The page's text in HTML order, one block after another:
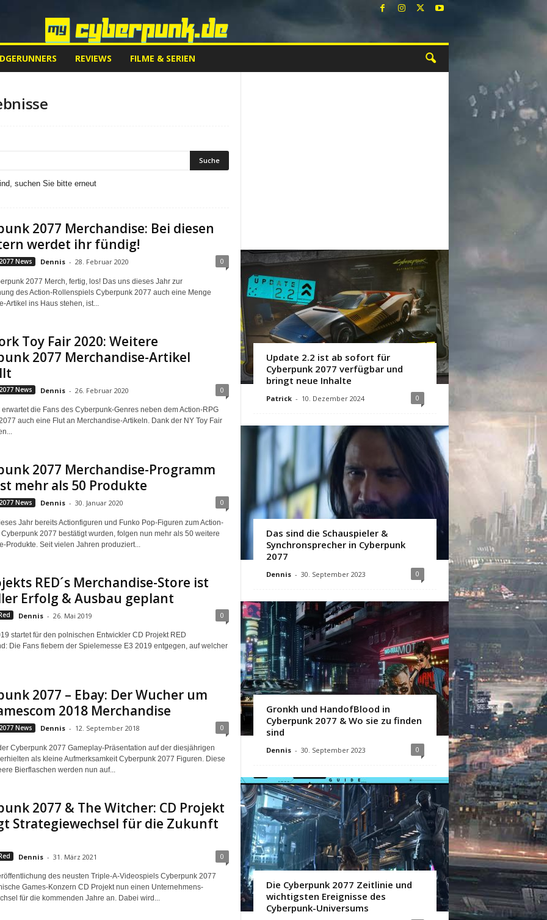
REVIEWS FILME & SERIEN
suchen Sie bitte erneut
2077 Merchandise: Bei diesen
werdet ihr fündig!
News Dennis - 28. Februar 2020 0
2077 Merch, fertig, los! Das uns dieses Jahr zur
des Action-Rollenspiels Cyberpunk 2077 auch eine Menge
Artikel ins Haus stehen, ist...
Toy Fair 2020: Weitere
2077 Merchandise-Artikel
News Dennis - 26. Februar 2020 0
erwartet die Fans des Cyberpunk-Genres neben dem Action-RPG
auch eine Flut an Merchandise-Artikeln. Dank der NY Toy Fair
2077 Merchandise-Programm
mehr als 50 Produkte
News Dennis - 30. Januar 2020 0
Jahr bereits Actionfiguren und Funko Pop-Figuren zum Action-
2077 bestätigt wurden, folgen nun mehr als 50 weitere
Produkte. Seit vielen Jahren produziert...
RED´s Merchandise-Store ist
Erfolg & Ausbau geplant
Dennis - 26. Mai 2019 0
startet für den polnischen Entwickler CD Projekt RED
Die Fans fiebern der Spielemesse E3 2019 entgegen, auf welcher
2077 – Ebay: Der Wucher um
2018 Merchandise
News Dennis - 12. September 2018 0
Cyberpunk 2077 Gameplay-Präsentation auf der diesjährigen
als kleine Aufmerksamkeit Cyberpunk 2077 Figuren. Diese
Bierflaschen werden nun auf...
2077 & The Witcher: CD Projekt
Strategiewechsel für die Zukunft
Dennis - 31. März 2021 0
des neusten Triple-A-Videospiels Cyberpunk 2077
Games-Konzern CD Projekt nun einen Unternehmens-
für die kommenden Jahre an. Dabei wird...
Update 2.2 ist ab sofort für
Cyberpunk 2077 verfügbar und
bringt neue Inhalte
Patrick - 10. Dezember 2024 0
Das sind die Schauspieler &
Synchronsprecher in Cyberpunk
2077
Dennis - 30. September 2023 0
Gronkh und HandofBlood in
Cyberpunk 2077 & Wo sie zu finden
sind
Dennis - 30. September 2023 0
Die Cyberpunk 2077 Zeitlinie und
wichtigsten Ereignisse des
Cyberpunk-Universums